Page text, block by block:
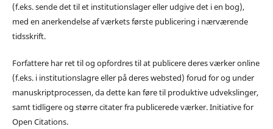
(f.eks. sende det til et institutionslager eller udgive det i en bog),
med en anerkendelse af værkets første publicering i nærværende
tidsskrift.
Forfattere har ret til og opfordres til at publicere deres værker online
(f.eks. i institutionslagre eller på deres websted) forud for og under
manuskriptprocessen, da dette kan føre til produktive udvekslinger,
samt tidligere og større citater fra publicerede værker. Initiative for
Open Citations.